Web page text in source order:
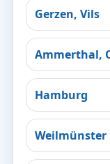
Gerzen, Vils
Ammerthal,
Hamburg
Weilmünster